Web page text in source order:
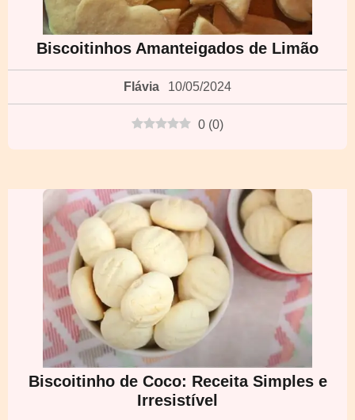
Biscoitinhos Amanteigados de Limão
Flávia 10/05/2024
0 (0)
Biscoitinho de Coco: Receita Simples e
Irresistível